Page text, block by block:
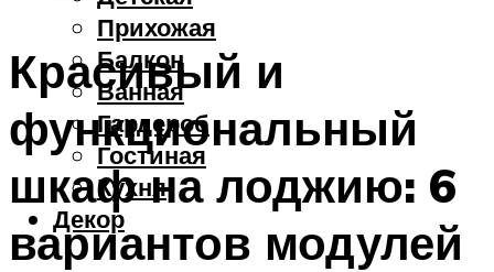
Прихожая
Балкон
Ванная
Гардероб
Гостиная
Кухня
Декор
Красивый и
функциональный
шкаф на лоджию: 6
вариантов модулей